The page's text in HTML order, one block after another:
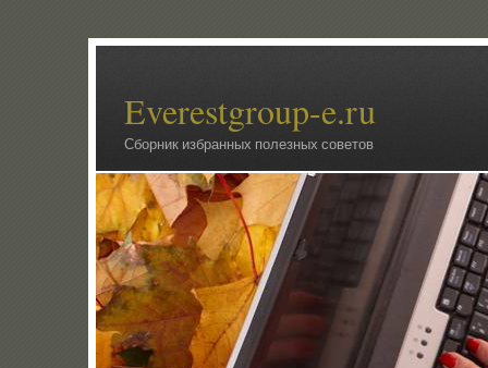
Everestgroup-e.ru
Сборник избранных полезных советов